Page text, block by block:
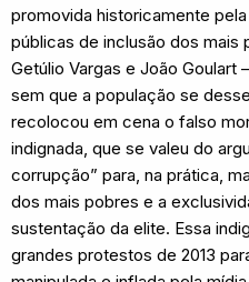
promovida historicamente
públicas de inclusão dos
Getúlio Vargas e João Goulart
sem que a população se
recolocou em cena o falso
indignada, que se valeu do
corrupção” para, na prática,
dos mais pobres e a
sustentação da elite. Essa
grandes protestos de 2013